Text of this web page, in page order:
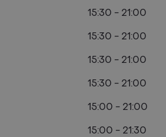
15:30 - 21:00
15:30 - 21:00
15:30 - 21:00
15:30 - 21:00
15:00 - 21:00
15:00 - 21:30